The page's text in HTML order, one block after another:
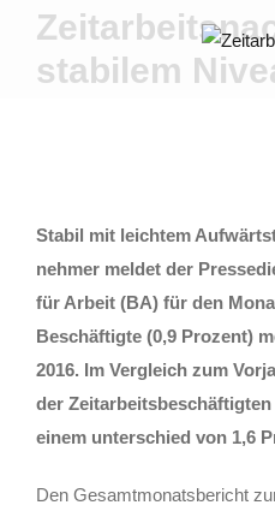
springensta­bi­lem
Sta­bil mit leich­tem
neh­mer mel­det der
für Arbeit (BA) für den
Beschäf­tig­te (0,9 Pro­zent)
2016. Im Ver­gleich zum
der Zeit­ar­beits­be­schäf­tig­ten
einem unter­schied von 1,6
Den Gesamt­mo­nats­be­richt